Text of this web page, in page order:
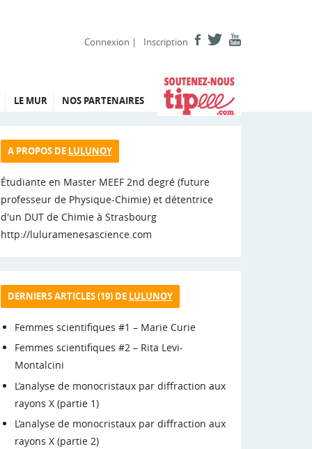
Connexion | Inscription
LE MUR NOS PARTENAIRES
A PROPOS DE LULUNOY
Étudiante en Master MEEF 2nd degré (future
professeur de Physique-Chimie) et détentrice
d'un DUT de Chimie à Strasbourg
http://luluramenesascience.com
DERNIERS ARTICLES (19) DE LULUNOY
Femmes scientifiques #1 – Marie Curie
Femmes scientifiques #2 – Rita Levi-
Montalcini
L’analyse de monocristaux par diffraction aux
rayons X (partie 1)
L’analyse de monocristaux par diffraction aux
rayons X (partie 2)